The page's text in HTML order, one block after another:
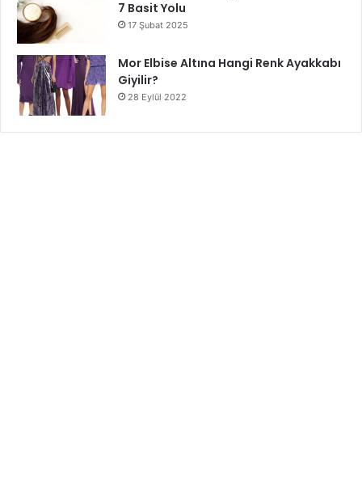
7 Basit Yolu
17 Şubat 2025
Mor Elbise Altına Hangi Renk Ayakkabı
Giyilir?
28 Eylül 2022